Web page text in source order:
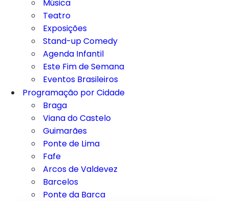
Música
Teatro
Exposições
Stand-up Comedy
Agenda Infantil
Este Fim de Semana
Eventos Brasileiros
Programação por Cidade
Braga
Viana do Castelo
Guimarães
Ponte de Lima
Fafe
Arcos de Valdevez
Barcelos
Ponte da Barca